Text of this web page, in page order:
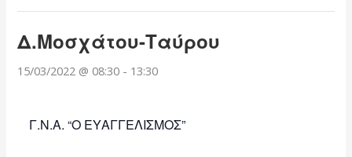
Δ.Μοσχάτου-Ταύρου
15/03/2022 @ 08:30 - 13:30
Γ.Ν.Α. “Ο ΕΥΑΓΓΕΛΙΣΜΟΣ”